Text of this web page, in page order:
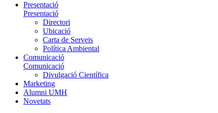
Presentació
Presentació
Directori
Ubicació
Carta de Serveis
Política Ambiental
Comunicació
Comunicació
Divulgació Científica
Marketing
Alumni UMH
Novetats